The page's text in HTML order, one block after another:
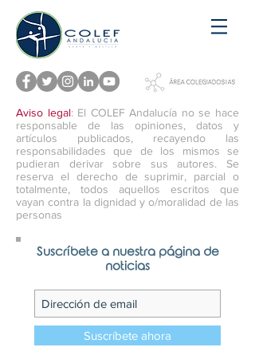
Aviso legal: El COLEF Andalucía no se hace
responsable de las opiniones, datos y
artículos publicados, recayendo las
responsabilidades que de los mismos se
pudieran derivar sobre sus autores. Se
reserva el derecho de suprimir, parcial o
totalmente, todos aquellos escritos que
vayan contra la dignidad y o/moralidad de las
personas
Suscríbete a nuestra página de
noticias
Suscríbete ahora